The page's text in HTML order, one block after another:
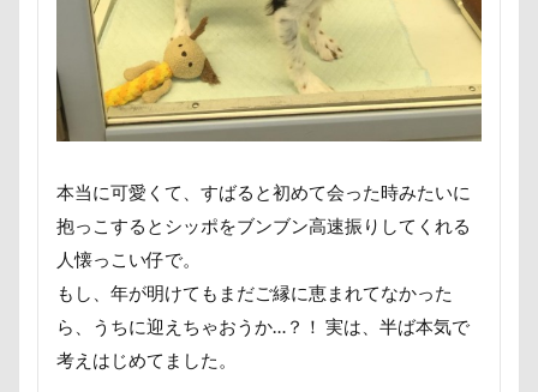
キャバリアキャンドル
キャバリアの森
キャバリアDAY
キャバリア
キャバリアフェスティバル
キメ顔
キッチン探検隊
キシリトール
ガーデニング
カルマちゃん
カラー
キャバリアパーティ
キャバリアフェスティバル2018
カボチャ
キュウリ
キャンディちゃん
キャンディ
キャリーバッグ
本当に可愛くて、すばると初めて会った時みたいに
抱っこするとシッポをブンブン高速振りしてくれる
人懐っこい仔で。
もし、年が明けてもまだご縁に恵まれてなかった
ら、うちに迎えちゃおうか…？！ 実は、半ば本気で
考えはじめてました。
巾着田
川越市 川口市
嵐山町
嵐山渓谷
島忠ホームズ 岳くん
山梨市
小松菜 山北町
山中湖村
山中湖
山下公園 展望台
小芝風花
小矢部市 宮城県
室内遊び
壁 埼玉県
土田トレーナー
国営武蔵丘陵森林公園
外耳炎
国営みちのく杜の湖畔公園